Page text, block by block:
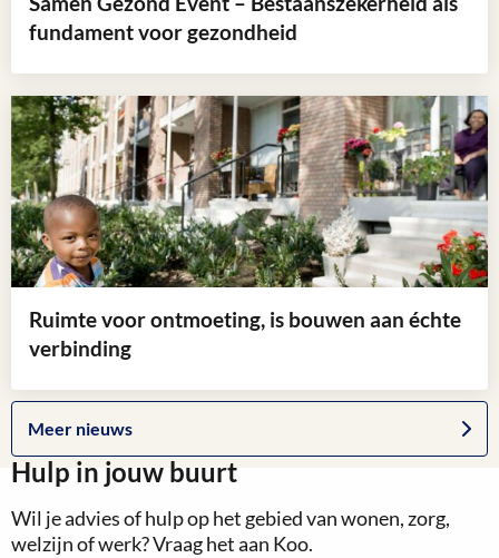
fundament voor gezondheid
meer
over
Samen
Gezond
Event
–
Bestaanszekerheid
fundament
voor
Ruimte voor ontmoeting, is bouwen aan échte
verbinding
Lees
meer
over
Ruimte
voor
ontmoeting,
Meer nieuws
Ga
naar
het
nieuws
overzicht
Hulp in jouw buurt
Wil je advies of hulp op het gebied van wonen, zorg,
welzijn of werk? Vraag het aan Koo.